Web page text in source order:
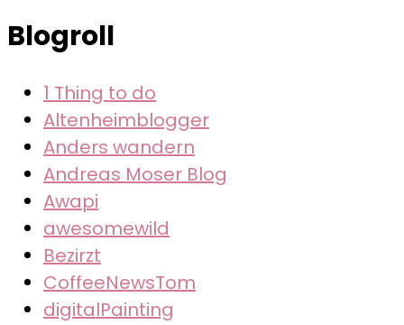
Blogroll
1 Thing to do
Altenheimblogger
Anders wandern
Andreas Moser Blog
Awapi
awesomewild
Bezirzt
CoffeeNewsTom
digitalPainting